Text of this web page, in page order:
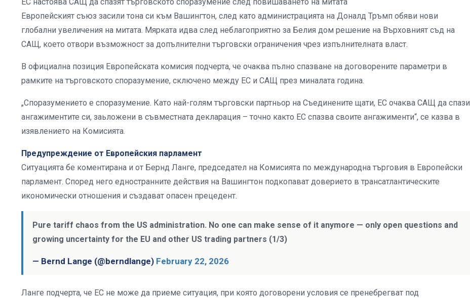
Европейският съюз засили тона си към Вашингтон, след като администрацията на Доналд Тръмп обяви нови
глобални увеличения на митата. Мярката идва след неблагоприятно за Белия дом решение на Върховният съд на
САЩ, което отвори възможност за допълнителни търговски ограничения чрез изпълнителната власт.
В официална позиция Европейската комисия подчерта, че очаква пълно спазване на договорените параметри в
рамките на търговското споразумение, сключено между ЕС и САЩ през миналата година.
„Споразумението е споразумение. Като най-голям търговски партньор на Съединените щати, ЕС очаква САЩ да спази
ангажиментите си, заьложени в съвместната декларация – точно както ЕС спазва своите ангажименти“, се казва в
изявлението на Комисията.
Предупреждение от Европейския парламент
Ситуацията бе коментирана и от Бернд Ланге, председател на Комисията по международна търговия в Европейски
парламент. Според него едностранните действия на Вашингтон подкопават доверието в трансатлантическите
икономически отношения и създават опасен прецедент.
Pure tariff chaos from the US administration. No one can make sense of it anymore — only open questions and
growing uncertainty for the EU and other US trading partners (1/3)
— Bernd Lange (@berndlange) February 22, 2026
Ланге подчерта, че ЕС не може да приеме ситуация, при която договорени условия се пренебрегват под